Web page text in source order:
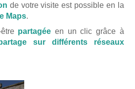
de votre visite est possible en la
Maps.
partagée en un clic grâce à
sur différents réseaux